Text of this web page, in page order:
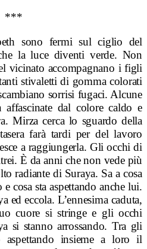
***
sono fermi sul ciglio del
la luce diventi verde. Non
vicinato accompagnano i figli
stivaletti di gomma colorati
sorrisi fugaci. Alcune
affascinate dal colore caldo e
Mirza cerca lo sguardo della
farà tardi per del lavoro
a raggiungerla. Gli occhi di
È da anni che non vede più
radiante di Suraya. Sa a cosa
cosa sta aspettando anche lui.
ed eccola. L’ennesima caduta,
cuore si stringe e gli occhi
si stanno arrossando. Tra gli
aspettando insieme a loro il